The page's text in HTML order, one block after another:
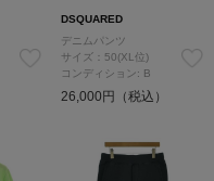
DSQUARED
デニムパンツ
サイズ：50(XL位)
コンディション: B
26,000円（税込）